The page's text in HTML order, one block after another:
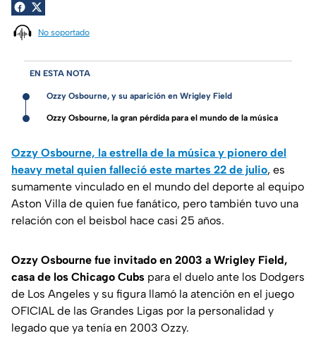
No soportado
EN ESTA NOTA
Ozzy Osbourne, y su aparición en Wrigley Field
Ozzy Osbourne, la gran pérdida para el mundo de la música
Ozzy Osbourne, la estrella de la música y pionero del
heavy metal quien falleció este martes 22 de julio, es
sumamente vinculado en el mundo del deporte al equipo
Aston Villa de quien fue fanático, pero también tuvo una
relación con el beisbol hace casi 25 años.
Ozzy Osbourne fue invitado en 2003 a Wrigley Field,
casa de los Chicago Cubs para el duelo ante los Dodgers
de Los Angeles y su figura llamó la atención en el juego
OFICIAL de las Grandes Ligas por la personalidad y
legado que ya tenía en 2003 Ozzy.